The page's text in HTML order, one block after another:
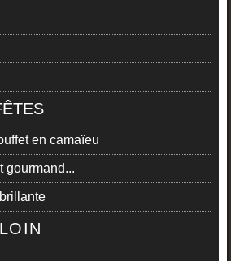
en camaïeu
gourmand...